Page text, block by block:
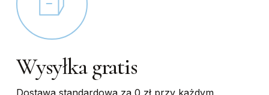
Wysyłka gratis
Dostawa standardowa za 0 zł przy każdym